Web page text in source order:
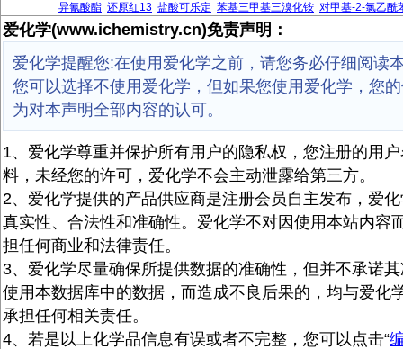
异氰酸酯 还原红13 盐酸可乐定 苯基三甲基三溴化铵 对甲基-2-氯乙酰
爱化学(www.ichemistry.cn)免责声明：
爱化学提醒您:在使用爱化学之前，请您务必仔细阅读
您可以选择不使用爱化学，但如果您使用爱化学，您
为对本声明全部内容的认可。
1、爱化学尊重并保护所有用户的隐私权，您注册的用
料，未经您的许可，爱化学不会主动泄露给第三方。
2、爱化学提供的产品供应商是注册会员自主发布，爱
真实性、合法性和准确性。爱化学不对因使用本站内容
担任何商业和法律责任。
3、爱化学尽量确保所提供数据的准确性，但并不承诺
使用本数据库中的数据，而造成不良后果的，均与爱化
承担任何相关责任。
4、若是以上化学品信息有误或者不完整，您可以点击“